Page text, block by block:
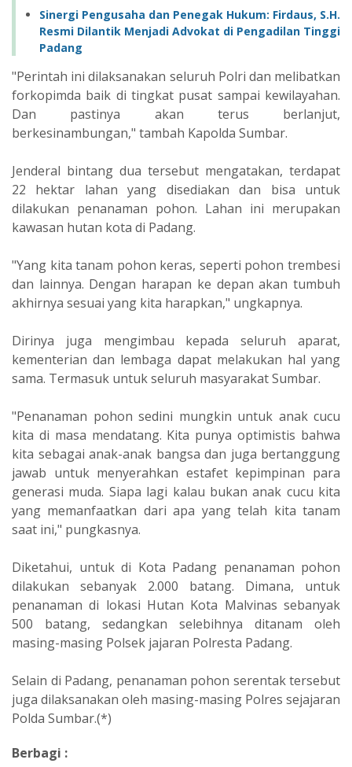
Sinergi Pengusaha dan Penegak Hukum: Firdaus, S.H.
Resmi Dilantik Menjadi Advokat di Pengadilan Tinggi
Padang
"Perintah ini dilaksanakan seluruh Polri dan melibatkan
forkopimda baik di tingkat pusat sampai kewilayahan.
Dan pastinya akan terus berlanjut,
berkesinambungan," tambah Kapolda Sumbar.
Jenderal bintang dua tersebut mengatakan, terdapat
22 hektar lahan yang disediakan dan bisa untuk
dilakukan penanaman pohon. Lahan ini merupakan
kawasan hutan kota di Padang.
"Yang kita tanam pohon keras, seperti pohon trembesi
dan lainnya. Dengan harapan ke depan akan tumbuh
akhirnya sesuai yang kita harapkan," ungkapnya.
Dirinya juga mengimbau kepada seluruh aparat,
kementerian dan lembaga dapat melakukan hal yang
sama. Termasuk untuk seluruh masyarakat Sumbar.
"Penanaman pohon sedini mungkin untuk anak cucu
kita di masa mendatang. Kita punya optimistis bahwa
kita sebagai anak-anak bangsa dan juga bertanggung
jawab untuk menyerahkan estafet kepimpinan para
generasi muda. Siapa lagi kalau bukan anak cucu kita
yang memanfaatkan dari apa yang telah kita tanam
saat ini," pungkasnya.
Diketahui, untuk di Kota Padang penanaman pohon
dilakukan sebanyak 2.000 batang. Dimana, untuk
penanaman di lokasi Hutan Kota Malvinas sebanyak
500 batang, sedangkan selebihnya ditanam oleh
masing-masing Polsek jajaran Polresta Padang.
Selain di Padang, penanaman pohon serentak tersebut
juga dilaksanakan oleh masing-masing Polres sejajaran
Polda Sumbar.(*)
Berbagi :